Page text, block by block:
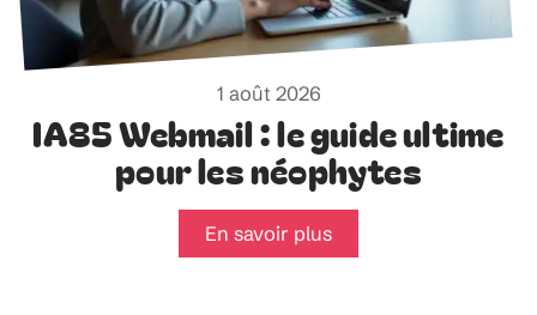
1 août 2026
IA85 Webmail : le guide ultime
pour les néophytes
En savoir plus